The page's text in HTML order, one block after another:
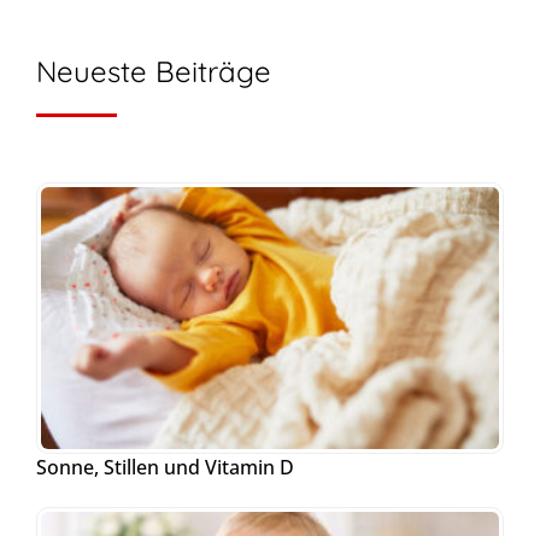
Neueste Beiträge
Sonne, Stillen und Vitamin D